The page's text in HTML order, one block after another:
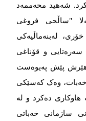
شەهید محەممەد
"ساڵحی فروغی
ساڵی ۱۳٥٥ کۆچی خۆری، لەبنەماڵیەکی
سەرەتایی و قۆناغی
هێرش پێش پەیوەست
خەبات، وەک کەسێکی
هاوکاری دەکرد و لە
سازمانی خەباتی